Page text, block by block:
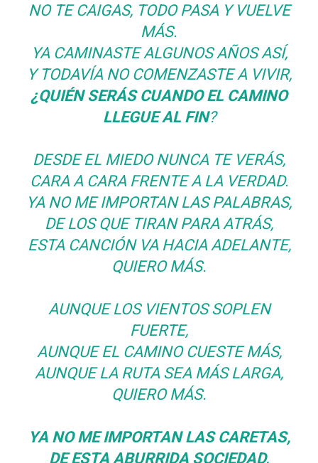
NO TE CAIGAS, TODO PASA Y VUELVE
MÁS.
YA CAMINASTE ALGUNOS AÑOS ASÍ,
Y TODAVÍA NO COMENZASTE A VIVIR,
¿QUIÉN SERÁS CUANDO EL CAMINO
LLEGUE AL FIN?
DESDE EL MIEDO NUNCA TE VERÁS,
CARA A CARA FRENTE A LA VERDAD.
YA NO ME IMPORTAN LAS PALABRAS,
DE LOS QUE TIRAN PARA ATRÁS,
ESTA CANCIÓN VA HACIA ADELANTE,
QUIERO MÁS.
AUNQUE LOS VIENTOS SOPLEN
FUERTE,
AUNQUE EL CAMINO CUESTE MÁS,
AUNQUE LA RUTA SEA MÁS LARGA,
QUIERO MÁS.
YA NO ME IMPORTAN LAS CARETAS,
DE ESTA ABURRIDA SOCIEDAD,